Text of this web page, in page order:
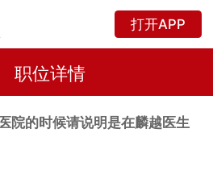
打开APP
职位详情
医院的时候请说明是在麟越医生